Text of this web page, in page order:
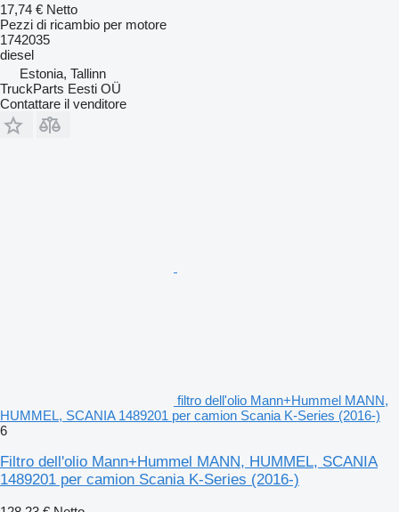
17,74 € Netto
Pezzi di ricambio per motore
1742035
diesel
Estonia, Tallinn
TruckParts Eesti OÜ
Contattare il venditore
filtro dell'olio Mann+Hummel MANN,
HUMMEL, SCANIA 1489201 per camion Scania K-Series (2016-)
6
Filtro dell'olio Mann+Hummel MANN, HUMMEL, SCANIA
1489201 per camion Scania K-Series (2016-)